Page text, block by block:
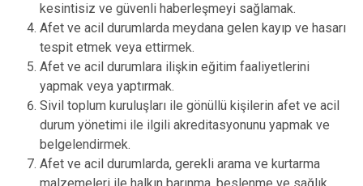
kesintisiz ve güvenli haberleşmeyi sağlamak.
Afet ve acil durumlarda meydana gelen kayıp ve hasarı
tespit etmek veya ettirmek.
Afet ve acil durumlara ilişkin eğitim faaliyetlerini
yapmak veya yaptırmak.
Sivil toplum kuruluşları ile gönüllü kişilerin afet ve acil
durum yönetimi ile ilgili akreditasyonunu yapmak ve
belgelendirmek.
Afet ve acil durumlarda, gerekli arama ve kurtarma